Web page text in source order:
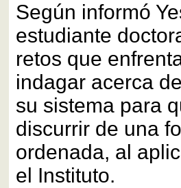
Según informó
estudiante
retos que
indagar acerca
su sistema para
discurrir de una
ordenada, al
el Instituto.